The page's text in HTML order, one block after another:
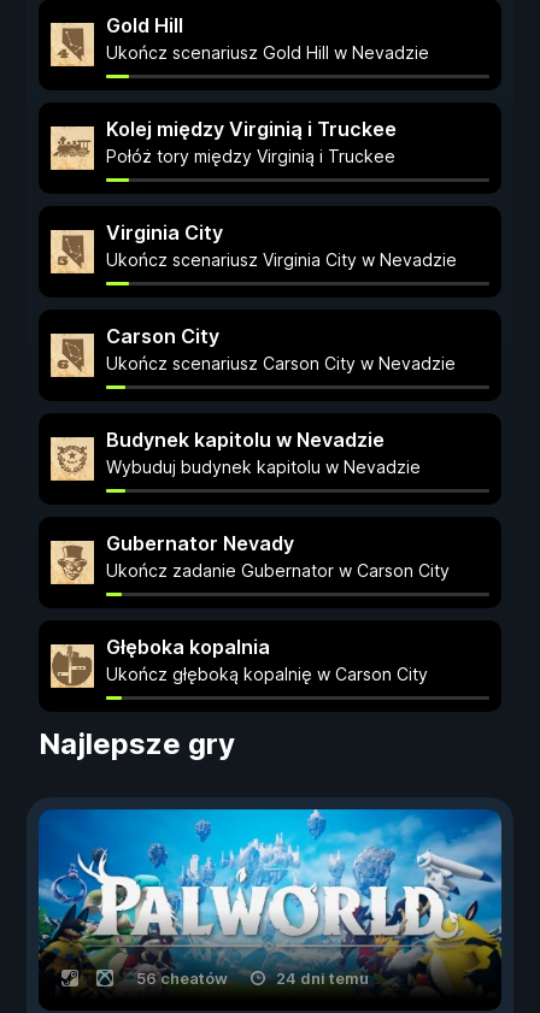
Gold Hill
Ukończ scenariusz Gold Hill w Nevadzie
Kolej między Virginią i Truckee
Połóż tory między Virginią i Truckee
Virginia City
Ukończ scenariusz Virginia City w Nevadzie
Carson City
Ukończ scenariusz Carson City w Nevadzie
Budynek kapitolu w Nevadzie
Wybuduj budynek kapitolu w Nevadzie
Gubernator Nevady
Ukończ zadanie Gubernator w Carson City
Głęboka kopalnia
Ukończ głęboką kopalnię w Carson City
Najlepsze gry
56 cheatów 24 dni temu